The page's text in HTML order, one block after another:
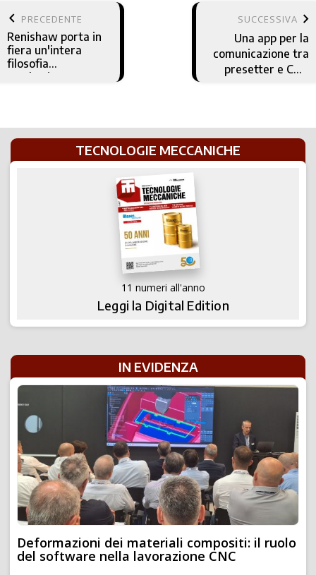
keyboard_arrow_left PRECEDENTE
Renishaw porta in
fiera un'intera
filosofia
produttiva
SUCCESSIVA keyboard_arrow_right
Una app per la
comunicazione tra
presetter e CNC
TECNOLOGIE MECCANICHE
11 numeri all'anno
Leggi la Digital Edition
IN EVIDENZA
Deformazioni dei materiali compositi: il ruolo
del software nella lavorazione CNC